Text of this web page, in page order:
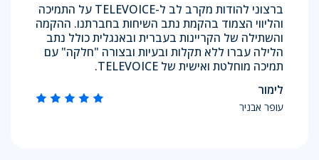
ברצוני להודות מקרב לב ל-TELEVOICE על התמיכה
והליווי הצמוד בהקמת נתב השיחות בחברתנו. ההקמה
והשתילה של הקריינות בעברית ובאנגלית כולל נתב
הלילה עברו ללא תקלות ובעיות ובצורה "חלקה" עם
תמיכה מוחלטת ואישית של TELEVOICE.
לימור
עופר אבניר